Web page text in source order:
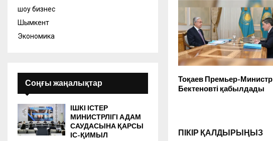
Тоқаев Премьер-Министр
Бектеновті қабылдады
ПІКІР ҚАЛДЫРЫҢЫЗ
шоу бизнес
Шымкент
Экономика
Соңғы жаңалықтар
ІШКІ ІСТЕР
МИНИСТРЛІГІ АДАМ
САУДАСЫНА ҚАРСЫ
ІС-ҚИМЫЛ